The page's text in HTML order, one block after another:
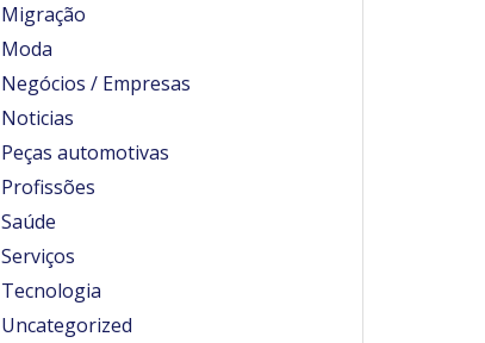
Migração
Moda
Negócios / Empresas
Noticias
Peças automotivas
Profissões
Saúde
Serviços
Tecnologia
Uncategorized